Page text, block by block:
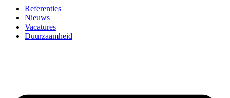
Referenties
Nieuws
Vacatures
Duurzaamheid